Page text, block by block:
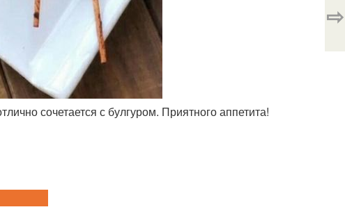
сочетается с булгуром. Приятного аппетита!
⇨